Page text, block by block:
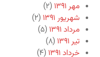
مهر ۱۳۹۱
(۲)
شهریور ۱۳۹۱
(۲)
مرداد ۱۳۹۱
(۵)
تیر ۱۳۹۱
(۸)
خرداد ۱۳۹۱
(۴)